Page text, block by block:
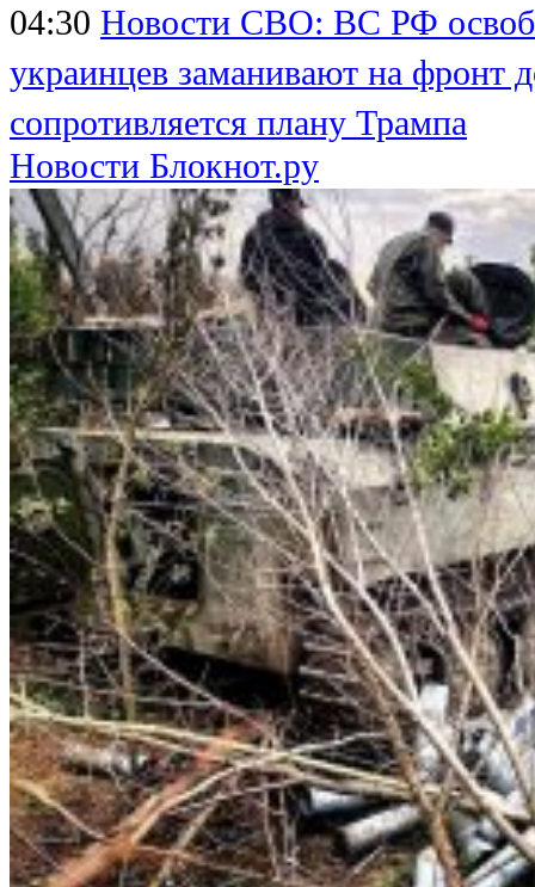
04:30 Новости СВО: ВС РФ
украинцев заманивают на фронт
сопротивляется плану Трампа
Новости Блокнот.ру